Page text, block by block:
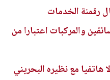
رقمنة الخدمات
والمركبات اعتبارا من
مع نظيره البحريني